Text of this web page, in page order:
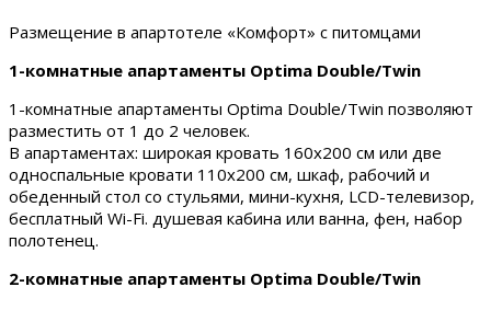
Размещение в апартотеле «Комфорт» с питомцами
1-комнатные апартаменты Optima Double/Twin
1-комнатные апартаменты Optima Double/Twin позволяют
разместить от 1 до 2 человек.
В апартаментах: широкая кровать 160х200 см или две
односпальные кровати 110х200 см, шкаф, рабочий и
обеденный стол со стульями, мини-кухня, LCD-телевизор,
бесплатный Wi-Fi. душевая кабина или ванна, фен, набор
полотенец.
2-комнатные апартаменты Optima Double/Twin